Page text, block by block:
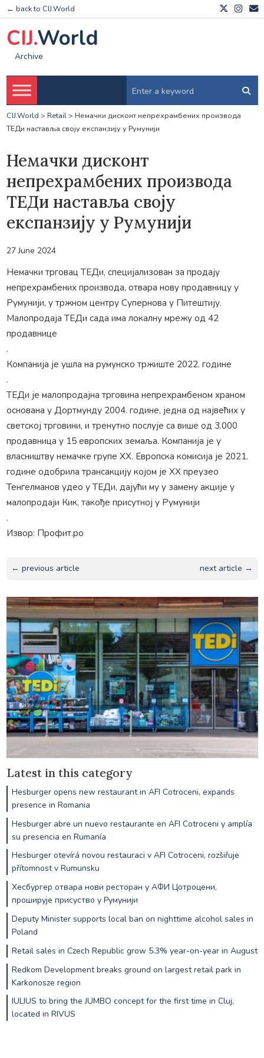
← back to CIJ.World
CIJ.World
Archive
CIJ.World > Retail> Немачки дисконт непрехрамбених производа
ТЕДи наставља своју експанзију у Румунији
Немачки дисконт
непрехрамбених производа
ТЕДи наставља своју
експанзију у Румунији
27 June 2024
Немачки трговац ТЕДи, специјализован за продају
непрехрамбених производа, отвара нову продавницу у
Румунији, у тржном центру Супернова у Питештију.
Малопродаја ТЕДи сада има локалну мрежу од 42
продавнице
.
Компанија је ушла на румунско тржиште 2022. године
.
ТЕДи је малопродајна трговина непрехрамбеном храном
основана у Дортмунду 2004. године, једна од највећих у
светској трговини, и тренутно послује са више од 3.000
продавница у 15 европских земаља. Компанија је у
власништву немачке групе ХХ. Европска комисија је 2021.
године одобрила трансакцију којом је ХХ преузео
Тенгелманов удео у ТЕДи, дајући му у замену акције у
малопродаји Кик, такође присутној у Румунији
.
Извор: Профит.ро
← previous article next article →
Latest in this category
Hesburger opens new restaurant in AFI Cotroceni, expands
presence in Romania
Hesburger abre un nuevo restaurante en AFI Cotroceni y amplía
su presencia en Rumanía
Hesburger otevírá novou restauraci v AFI Cotroceni, rozšiřuje
přítomnost v Rumunsku
Хесбургер отвара нови ресторан у АФИ Цотроцени,
проширује присуство у Румунији
Deputy Minister supports local ban on nighttime alcohol sales in
Poland
Retail sales in Czech Republic grow 5.3% year-on-year in August
Redkom Development breaks ground on largest retail park in
Karkonosze region
IULIUS to bring the JUMBO concept for the first time in Cluj,
located in RIVUS